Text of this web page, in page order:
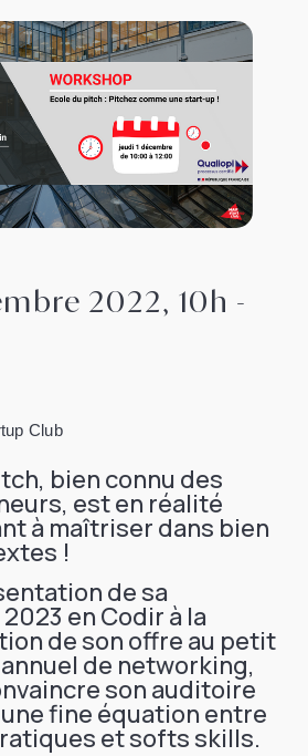
2022, 10h -
Club
bien connu des
est en réalité
à maîtriser dans bien
!
de sa
en Codir à la
de son offre au petit
de networking,
son auditoire
fine équation entre
et softs skills.